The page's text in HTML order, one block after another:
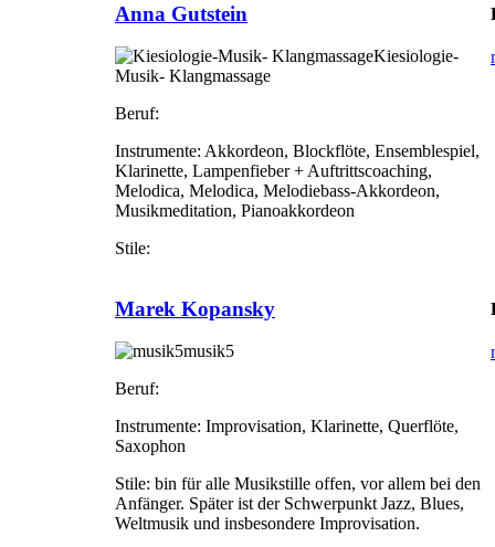
Anna Gutstein
Kiesiologie-
Musik- Klangmassage
Beruf:
Instrumente: Akkordeon, Blockflöte, Ensemblespiel,
Klarinette, Lampenfieber + Auftrittscoaching,
Melodica, Melodica, Melodiebass-Akkordeon,
Musikmeditation, Pianoakkordeon
Stile:
Marek Kopansky
musik5
Beruf:
Instrumente: Improvisation, Klarinette, Querflöte,
Saxophon
Stile: bin für alle Musikstille offen, vor allem bei den
Anfänger. Später ist der Schwerpunkt Jazz, Blues,
Weltmusik und insbesondere Improvisation.